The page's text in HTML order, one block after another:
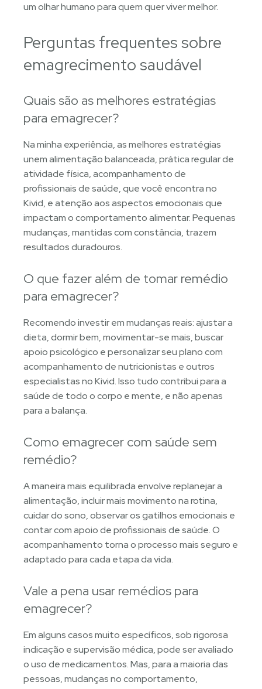
um olhar humano para quem quer viver melhor.
Perguntas frequentes sobre
emagrecimento saudável
Quais são as melhores estratégias
para emagrecer?
Na minha experiência, as melhores estratégias
unem alimentação balanceada, prática regular de
atividade física, acompanhamento de
profissionais de saúde, que você encontra no
Kivid, e atenção aos aspectos emocionais que
impactam o comportamento alimentar. Pequenas
mudanças, mantidas com constância, trazem
resultados duradouros.
O que fazer além de tomar remédio
para emagrecer?
Recomendo investir em mudanças reais: ajustar a
dieta, dormir bem, movimentar-se mais, buscar
apoio psicológico e personalizar seu plano com
acompanhamento de nutricionistas e outros
especialistas no Kivid. Isso tudo contribui para a
saúde de todo o corpo e mente, e não apenas
para a balança.
Como emagrecer com saúde sem
remédio?
A maneira mais equilibrada envolve replanejar a
alimentação, incluir mais movimento na rotina,
cuidar do sono, observar os gatilhos emocionais e
contar com apoio de profissionais de saúde. O
acompanhamento torna o processo mais seguro e
adaptado para cada etapa da vida.
Vale a pena usar remédios para
emagrecer?
Em alguns casos muito específicos, sob rigorosa
indicação e supervisão médica, pode ser avaliado
o uso de medicamentos. Mas, para a maioria das
pessoas, mudanças no comportamento,